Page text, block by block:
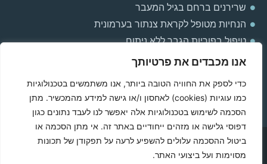
אנו מכבדים את פרטיותך
כדי לספק את החוויה הטובה ביותר, אנו משתמשים בטכנולוגיות
כמו עוגיות (cookies) לאחסון ו/או גישה למידע מהמכשיר. מתן
הסכמה לשימוש בטכנולוגיות אלה יאפשר לנו לעבד נתונים כגון
דפוסי גלישה או מזהים ייחודיים באתר זה. אי מתן הסכמה או
ביטול ההסכמה עלולים להשפיע לרעה על תפקודן של תכונות
מסוימות ועל ביצועי האתר.
שרירנים ברחם בגיל המעבר
הנחיות מטופל לקראת צנתור בערמונית
טיפול בפוריות הגבר ללא ניתוח
למה אני חש חולשה וכבדות ברגליים?
תסחיף ריאתי בהריון
הסיבות לכאבים באשך שמאל
Powered & Designed by Medical Online